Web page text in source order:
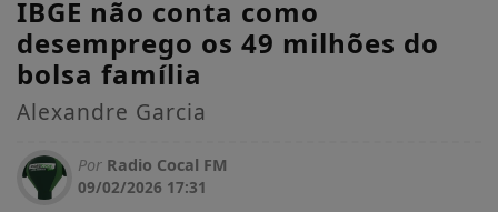
IBGE não conta como
desemprego os 49 milhões do
bolsa família
Alexandre Garcia
Por Radio Cocal FM
09/02/2026 17:31